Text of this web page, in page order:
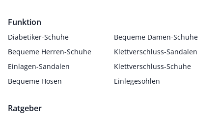
Funktion
Diabetiker-Schuhe
Bequeme Damen-Schuhe
Bequeme Herren-Schuhe
Klettverschluss-Sandalen
Einlagen-Sandalen
Klettverschluss-Schuhe
Bequeme Hosen
Einlegesohlen
Ratgeber